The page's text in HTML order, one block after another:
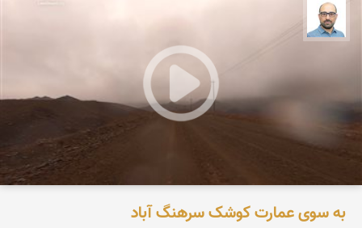
به سوی عمارت کوشک سرهنگ آباد